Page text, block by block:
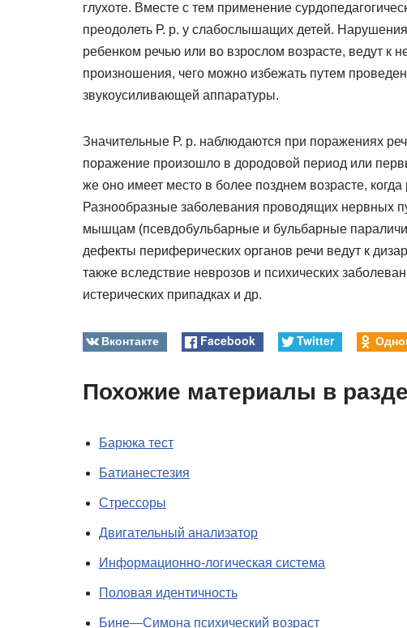
глухоте. Вместе с тем применение
преодолеть Р. р. у слабослышащих детей.
ребенком речью или во взрослом возрасте, ведут к
произношения, чего можно избежать путем
звукоусиливающей аппаратуры.
Значительные Р. р. наблюдаются при поражениях
поражение произошло в дородовой период или
же оно имеет место в более позднем возрасте,
Разнообразные заболевания проводящих нервных
мышцам (псевдобульбарные и бульбарные
дефекты периферических органов речи ведут к
также вследствие неврозов и психических
истерических припадках и др.
Вконтакте Facebook Twitter
Похожие материалы в
Барюка тест
Батианестезия
Стрессоры
Двигательный анализатор
Информационно-логическая система
Половая идентичность
Бине—Симона психический возраст